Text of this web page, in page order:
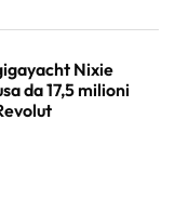
Nixie
da 17,5 milioni